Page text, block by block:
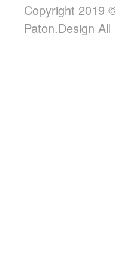
Copyright 2019
Paton.Design